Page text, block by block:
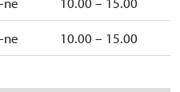
10.00 – 15.00